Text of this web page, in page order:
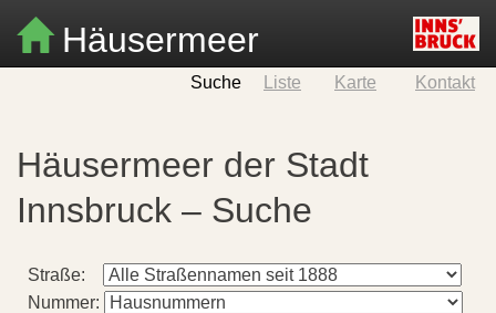
Häusermeer
Suche Liste Karte Kontakt
Häusermeer der Stadt
Innsbruck – Suche
Straße:
Nummer: